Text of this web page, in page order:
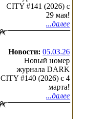
CITY #141 (2026) c
29 мая!
...далее
Новости: 05.03.26
Новый номер
журнала DARK
CITY #140 (2026) c 4
марта!
...далее